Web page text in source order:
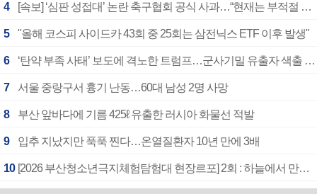
4 [속보] ‘심판 성접대’ 논란 축구협회 공식 사과…“현재는 부적절 행위 없어”
5 "올해 코스피 사이드카 43회 중 25회는 삼전닉스 ETF 이후 발생"
6 ‘탄약 부족 사태’ 보도에 격노한 트럼프…군사기밀 유출자 색출 지시
7 서울 중랑구서 흉기 난동…60대 남성 2명 사망
8 부산 앞바다에 기름 425ℓ 유출한 러시아 화물선 적발
9 입추 지났지만 푹푹 찐다…온열질환자 10년 만에 3배
10 [2026 부산청소년극지체험탐험대 현장르포] 2회 : 하늘에서 만난 얼음의 나라